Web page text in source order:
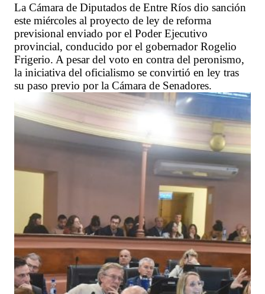
La Cámara de Diputados de Entre Ríos dio sanción
este miércoles al proyecto de ley de reforma
previsional enviado por el Poder Ejecutivo
provincial, conducido por el gobernador Rogelio
Frigerio. A pesar del voto en contra del peronismo,
la iniciativa del oficialismo se convirtió en ley tras
su paso previo por la Cámara de Senadores.